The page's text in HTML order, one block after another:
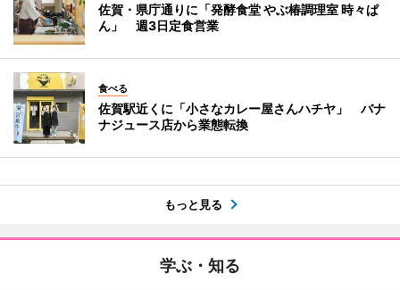
佐賀・県庁通りに「発酵食堂 やぶ椿調理室 時々ぱ
ん」 週3日定食営業
食べる
佐賀駅近くに「小さなカレー屋さんハチヤ」 バナ
ナジュース店から業態転換
もっと見る
学ぶ・知る